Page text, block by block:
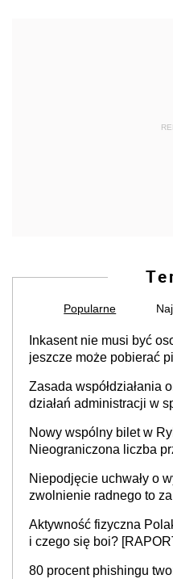
Popularne
Inkasent nie musi być
jeszcze może pobierać
Zasada współdziałania
działań administracji w
Nowy wspólny bilet w
Nieograniczona liczba
Niepodjęcie uchwały o
zwolnienie radnego to
sprawy
Aktywność fizyczna
i czego się boi?
80 procent phishingu